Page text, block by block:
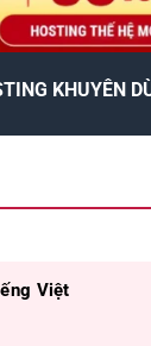
KHUYÊN
Việt